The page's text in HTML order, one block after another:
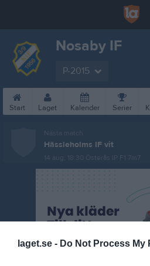
laget.se - Do Not Process
Nosaby IF
P-2015
Start Laget Kalender Serier
Nästa match
Hässleholms IF vit
14 aug, 18:30 Österås IP F1 7m7